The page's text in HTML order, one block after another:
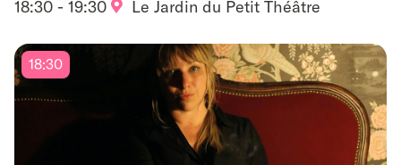
18:30 - 19:30 Le Jardin du Petit Théâtre
to
18:30